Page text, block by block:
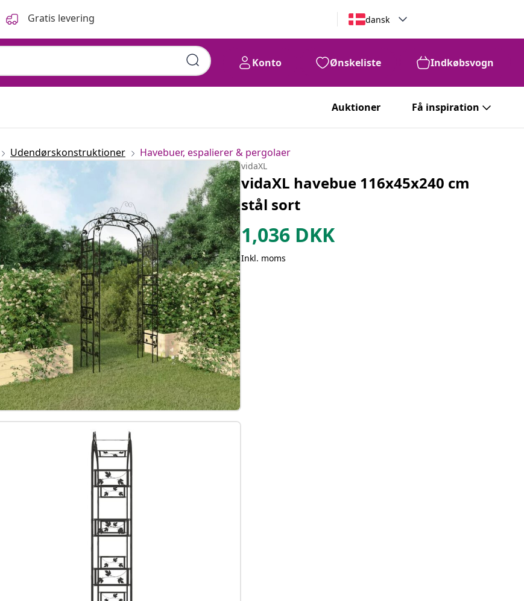
Gratis levering dansk
Konto Ønskeliste Indkøbsvogn
Auktioner Få inspiration
Udendørskonstruktioner Havebuer, espalierer & pergolaer
vidaXL
vidaXL havebue 116x45x240 cm
stål sort
1,036 DKK
Inkl. moms